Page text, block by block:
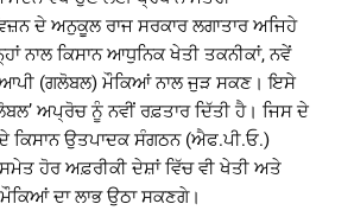
ਦੇ ਅਨੁਕੂਲ ਰਾਜ ਸਰਕਾਰ ਲਗਾਤਾਰ ਅਜਿਹੇ
ਨਾਲ ਕਿਸਾਨ ਆਧੁਨਿਕ ਖੇਤੀ ਤਕਨੀਕਾਂ, ਨਵੇਂ
(ਗਲੋਬਲ) ਮੌਕਿਆਂ ਨਾਲ ਜੁੜ ਸਕਣ। ਇਸੇ
ਅਪ੍ਰੋਚ ਨੂੰ ਨਵੀਂ ਰਫ਼ਤਾਰ ਦਿੱਤੀ ਹੈ। ਜਿਸ ਦੇ
ਕਿਸਾਨ ਉਤਪਾਦਕ ਸੰਗਠਨ (ਐਫ.ਪੀ.ਓ.)
ਹੋਰ ਅਫ਼ਰੀਕੀ ਦੇਸ਼ਾਂ ਵਿੱਚ ਵੀ ਖੇਤੀ ਅਤੇ
ਮੌਕਿਆਂ ਦਾ ਲਾਭ ਉਠਾ ਸਕਣਗੇ।